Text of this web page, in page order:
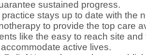
sustained progress.
stays up to date with the
to provide the top care
like the easy to reach site
active lives.